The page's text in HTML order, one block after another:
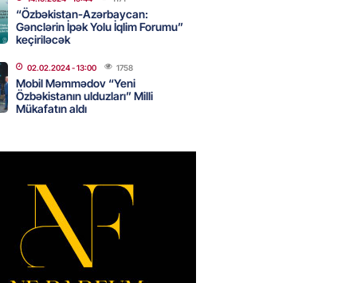
- 15:07 79
sədr müavinini AZCON
Ukraynaya qaz tədarük
hazırdır – Ceyhun Bayramov
- 14:45
“Özbəkistan-Azərbaycan:
Gənclərin İpək Yolu İqlim Forumu”
keçiriləcək
02.02.2024- 13:00 1758
Mobil Məmmədov “Yeni
Özbəkistanın ulduzları” Milli
Mükafatın aldı